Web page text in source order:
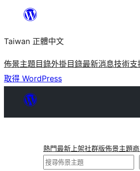
主
要
內
容
Taiwan 正體中文
佈景主題目錄外掛目錄最新消息技術支
取得 WordPress
熱門最新上架社群版佈景主題
搜